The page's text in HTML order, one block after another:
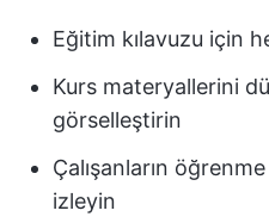
Eğitim kılavuzu için
Kurs materyallerini
görselleştirin
Çalışanların
izleyin